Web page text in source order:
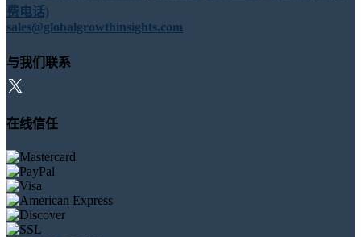
费电话)
sales@globalgrowthinsights.com
与我们联系
在线信任